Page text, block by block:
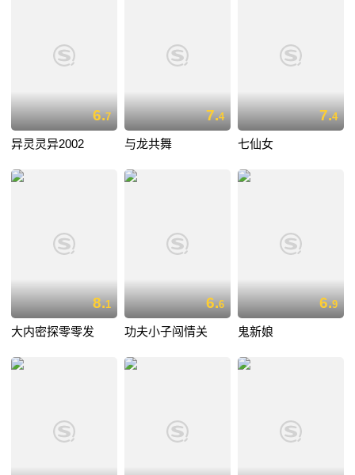
6.7
异灵灵异2002
7.4
与龙共舞
7.4
七仙女
8.1
大内密探零零发
6.6
功夫小子闯情关
6.9
鬼新娘